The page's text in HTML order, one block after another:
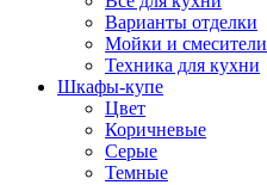
Варианты отделки
Мойки и смесители
Техника для кухни
Шкафы-купе
Цвет
Коричневые
Серые
Темные